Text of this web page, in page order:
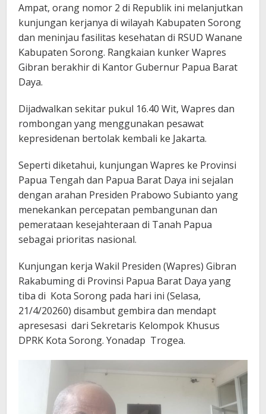
Ampat, orang nomor 2 di Republik ini melanjutkan
kunjungan kerjanya di wilayah Kabupaten Sorong
dan meninjau fasilitas kesehatan di RSUD Wanane
Kabupaten Sorong. Rangkaian kunker Wapres
Gibran berakhir di Kantor Gubernur Papua Barat
Daya.
Dijadwalkan sekitar pukul 16.40 Wit, Wapres dan
rombongan yang menggunakan pesawat
kepresidenan bertolak kembali ke Jakarta.
Seperti diketahui, kunjungan Wapres ke Provinsi
Papua Tengah dan Papua Barat Daya ini sejalan
dengan arahan Presiden Prabowo Subianto yang
menekankan percepatan pembangunan dan
pemerataan kesejahteraan di Tanah Papua
sebagai prioritas nasional.
Kunjungan kerja Wakil Presiden (Wapres) Gibran
Rakabuming di Provinsi Papua Barat Daya yang
tiba di Kota Sorong pada hari ini (Selasa,
21/4/20260) disambut gembira dan mendapt
apresesasi dari Sekretaris Kelompok Khusus
DPRK Kota Sorong. Yonadap Trogea.